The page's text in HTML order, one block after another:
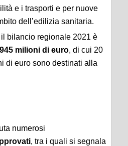
e i trasporti e per nuove
dell’edilizia sanitaria.
bilancio regionale 2021 è
milioni di euro, di cui 20
di euro sono destinati alla
numerosi
, tra i quali si segnala